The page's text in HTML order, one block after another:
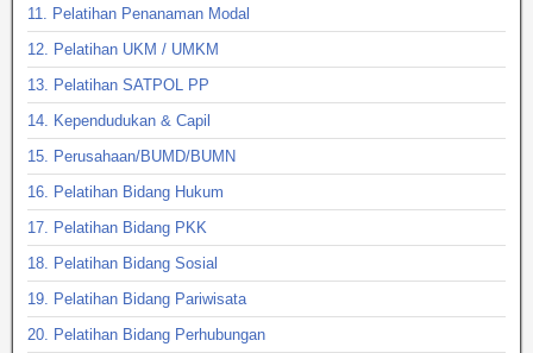
11. Pelatihan Penanaman Modal
12. Pelatihan UKM / UMKM
13. Pelatihan SATPOL PP
14. Kependudukan & Capil
15. Perusahaan/BUMD/BUMN
16. Pelatihan Bidang Hukum
17. Pelatihan Bidang PKK
18. Pelatihan Bidang Sosial
19. Pelatihan Bidang Pariwisata
20. Pelatihan Bidang Perhubungan